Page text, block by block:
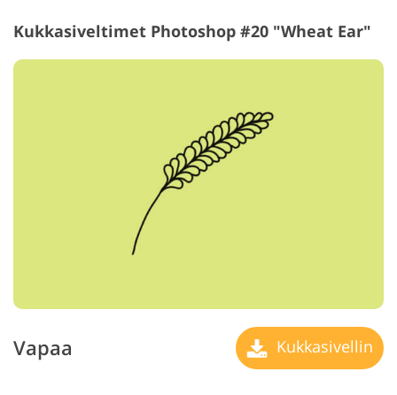
Kukkasiveltimet Photoshop #20 "Wheat Ear"
Vapaa Kukkasivellin